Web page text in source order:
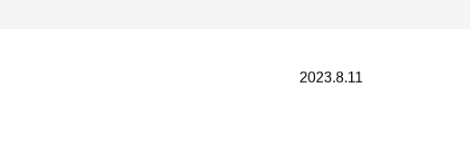
2023.8.11